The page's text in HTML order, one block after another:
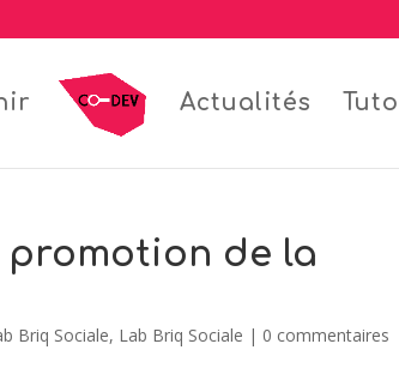
Actualités
promotion de la
Briq Sociale, Lab Briq Sociale | 0 commentaires